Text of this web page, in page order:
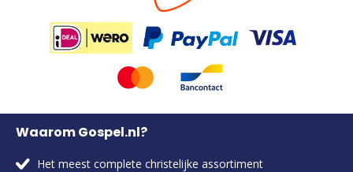
Waarom Gospel.nl?
Het meest complete christelijke assortiment